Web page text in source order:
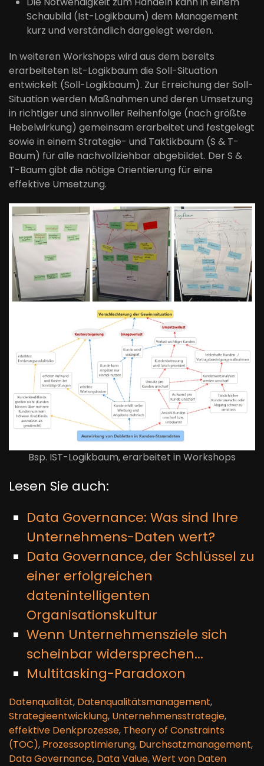
Schaubild (Ist-Logikbaum) dem Management
kurz und verständlich dargelegt werden.
In weiteren Workshops wird aus dem bereits
erarbeiteten Ist-Logikbaum die Soll-Situation
entwickelt (Soll-Logikbaum). Zur Erreichung der Soll-
Situation werden Maßnahmen und deren Umsetzung
in richtiger und sinnvoller Reihenfolge (nach größte
Hebelwirkung) gemeinsam erarbeitet und festgelegt
sowie in einem Strategie- und Taktikbaum (S & T-
Baum) für alle nachvollziehbar abgebildet. Der S &
T-Baum gibt die nötige Orientierung für eine
effektive Umsetzung.
Bsp. IST-Logikbaum, erarbeitet in Workshops
Lesen Sie auch:
Data Governance: Was sind Ihre
Unternehmens-Daten wert?
Data Governance, der Schlüssel zu
einer erfolgreichen
datenintelligenten
Organisationskultur
Wenn Unternehmensziele sich
scheinbar widersprechen...
Multitasking-Paradoxon
Datenqualität, Datenqualitätsmanagement,
Strategieentwicklung, Unternehmensstrategie,
effektive Denkprozesse, Theory of Constraints
(TOC), Prozessoptimierung, Durchsatzmanagement,
Data Governance, Data Value,Wert von Daten